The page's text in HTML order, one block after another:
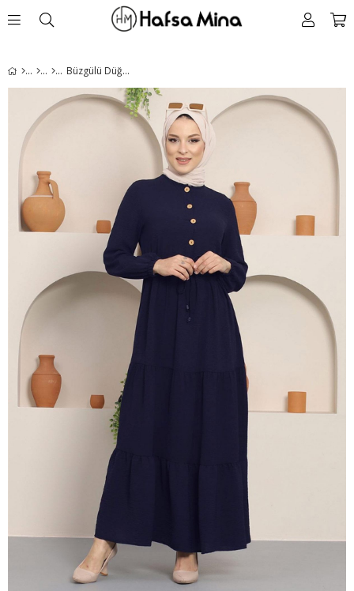
Büzgülü Düğmeli Ayrobin Elbise Lacivert